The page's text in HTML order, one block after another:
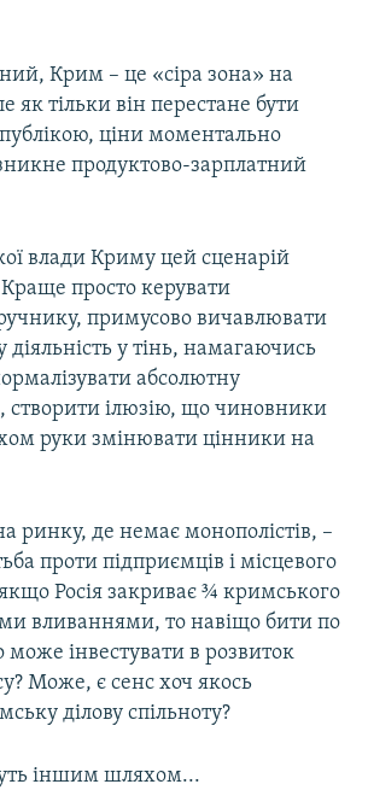
Крим – це «сіра зона» на
як тільки він перестане бути
ціни моментально
продуктово-зарплатний
влади Криму цей сценарій
просто керувати
примусово вичавлювати
у тінь, намагаючись
абсолютну
створити ілюзію, що чиновники
руки змінювати цінники на
ринку, де немає монополістів, –
проти підприємців і місцевого
Росія закриває ¾ кримського
вливаннями, то навіщо бити по
може інвестувати в розвиток
Може, є сенс хоч якось
ділову спільноту?
іншим шляхом...